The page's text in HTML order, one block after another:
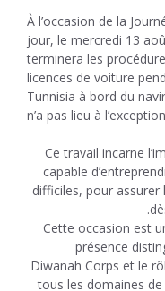
À l’occasion de la
jour, le mercredi 13
terminera les
licences de voiture
Tunnisia à bord du
n’a pas lieu à
Ce travail incarne
capable
difficiles, pour
Cette occasion est
présence
Diwanah Corps et le
tous les domaines